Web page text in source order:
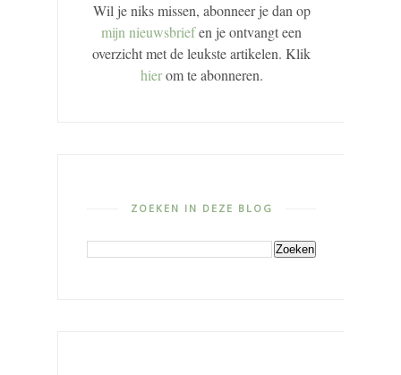
Wil je niks missen, abonneer je dan op
mijn nieuwsbriefen je ontvangt een
overzicht met de leukste artikelen. Klik
hierom te abonneren.
ZOEKEN IN DEZE BLOG